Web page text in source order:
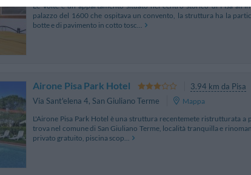
Le Volte è un appartamento situato nel centro storico di Pisa
palazzo del 1600 che ospitava un convento, la struttura ha la
botte e di pavimento in cotto tosc...
Airone Pisa Park Hotel
3.94 km da Pisa
Via Sant'elena 4, San Giuliano Terme
Mappa
L'Airone Pisa Park Hotel è una struttura recentemete ristrutturata a
trova nel comune di San Giuliano Terme, località tranquilla e
privato gratuito, piscina scop...